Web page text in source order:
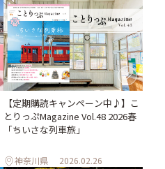
【定期購読キャンペーン中♪】こ
とりっぷMagazine Vol.48 2026春
「ちいさな列車旅」
神奈川県 2026.02.26